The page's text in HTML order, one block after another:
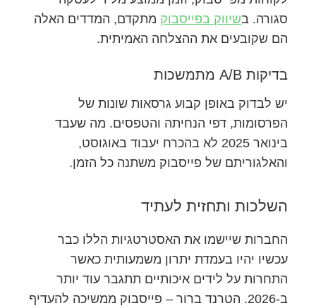
סגורה. בשיווק בפייסבוק מתקדם, המדדים האלה
הם שקובעים את ההצלחה האמיתית.
בדיקות A/B מתמשכות
יש לבדוק באופן קבוע גרסאות שונות של
הפרסומות, דפי הנחיתה והטפסים. מה שעבד
בינואר 2025 לא בהכרח יעבוד באוגוסט,
והאלגוריתם של פייסבוק משתנה כל הזמן.
השלכות ותחזית לעתיד
החברות שיישמו את האסטרטגיות הללו כבר
עכשיו יהיו בעמדת יתרון משמעותית כאשר
התחרות על לידים איכותיים תתגבר עוד יותר
ב-2026. הטרנד ברור – פייסבוק ממשיכה להעדיף